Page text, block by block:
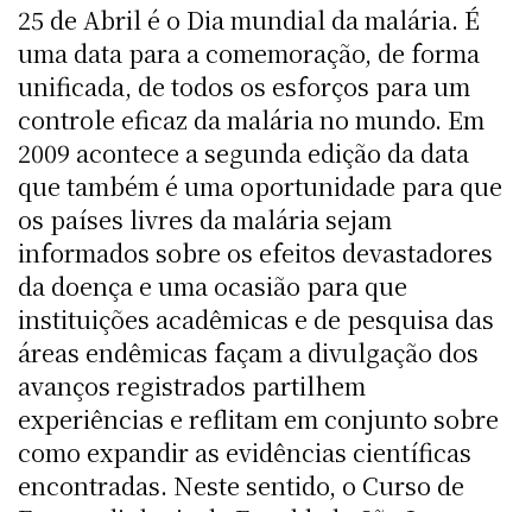
25 de Abril é o Dia mundial da malária. É
uma data para a comemoração, de forma
unificada, de todos os esforços para um
controle eficaz da malária no mundo. Em
2009 acontece a segunda edição da data
que também é uma oportunidade para que
os países livres da malária sejam
informados sobre os efeitos devastadores
da doença e uma ocasião para que
instituições acadêmicas e de pesquisa das
áreas endêmicas façam a divulgação dos
avanços registrados partilhem
experiências e reflitam em conjunto sobre
como expandir as evidências científicas
encontradas. Neste sentido, o Curso de